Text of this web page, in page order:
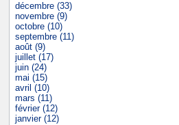
décembre (33)
novembre (9)
octobre (10)
septembre (11)
août (9)
juillet (17)
juin (24)
mai (15)
avril (10)
mars (11)
février (12)
janvier (12)